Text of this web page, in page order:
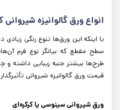
انواع ورق گالوانیزه شیروانی
با اینکه این ورق‌ها تنوع رنگی
سطح مقطع که بیانگر نوع فرم
طرح‌ها بیشتر جنبه زیبایی داشته و
قیمت ورق گالوانیزه شیروانی
ورق شیروانی سینوسی یا کرکره‌ای